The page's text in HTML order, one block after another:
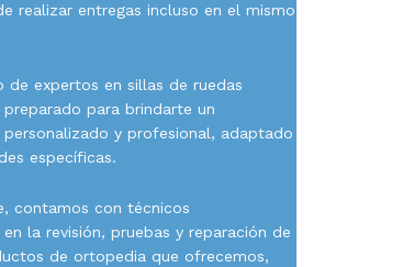
realizar entregas incluso en el mismo
de expertos en sillas de ruedas
para brindarte un
personalizado y profesional, adaptado
específicas.
contamos con técnicos
la revisión, pruebas y reparación de
de ortopedia que ofrecemos,